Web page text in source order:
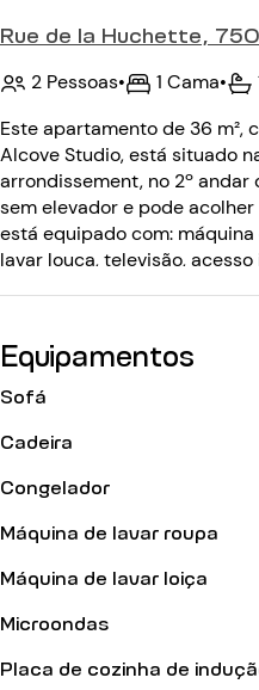
Rue de la Huchette,
2 Pessoas• 1 Cama•
Este apartamento de 36 m²,
Alcove Studio, está situado
arrondissement, no 2º andar
sem elevador e pode
está equipado com:
lavar louça, televisão,
Equipamentos
Sofá
Cadeira
Congelador
Máquina de lavar roupa
Máquina de lavar loiça
Microondas
Placa de cozinha de